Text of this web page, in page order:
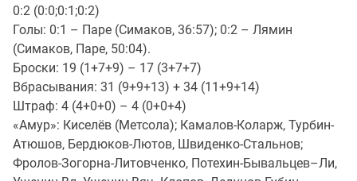
0:2 (0:0;0:1;0:2)
Голы: 0:1 – Паре (Симаков, 36:57); 0:2 – Лямин
(Симаков, Паре, 50:04).
Броски: 19 (1+7+9) – 17 (3+7+7)
Вбрасывания: 31 (9+9+13) + 34 (11+9+14)
Штраф: 4 (4+0+0) – 4 (0+0+4)
«Амур»: Киселёв (Метсола); Камалов-Коларж, Турбин-
Атюшов, Бердюков-Лютов, Швиденко-Стальнов;
Фролов-Зогорна-Литовченко, Потехин-Бывальцев–Ли,